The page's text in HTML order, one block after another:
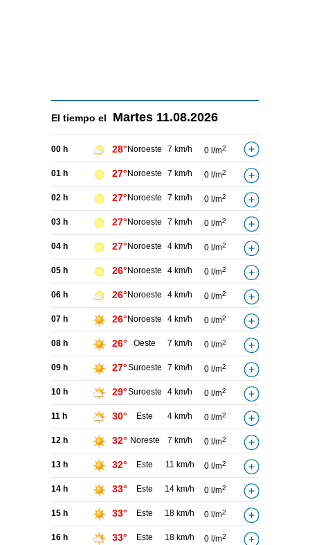
El tiempo el Martes 11.08.2026
00 h 28° Noroeste 7 km/h 0 l/m2
01 h 27° Noroeste 7 km/h 0 l/m2
02 h 27° Noroeste 7 km/h 0 l/m2
03 h 27° Noroeste 7 km/h 0 l/m2
04 h 27° Noroeste 4 km/h 0 l/m2
05 h 26° Noroeste 4 km/h 0 l/m2
06 h 26° Noroeste 4 km/h 0 l/m2
07 h 26° Noroeste 4 km/h 0 l/m2
08 h 26° Oeste 7 km/h 0 l/m2
09 h 27°Suroeste 7 km/h 0 l/m2
10 h 29°Suroeste 4 km/h 0 l/m2
11 h 30° Este 4 km/h 0 l/m2
12 h 32° Noreste 7 km/h 0 l/m2
13 h 32° Este 11 km/h 0 l/m2
14 h 33° Este 14 km/h 0 l/m2
15 h 33° Este 18 km/h 0 l/m2
16 h 33° Este 18 km/h 0 l/m2